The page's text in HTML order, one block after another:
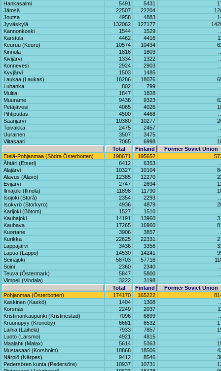
Hankasalmi
5491 5431
Jämsä
22507 22204
Joutsa
4958 4883
Jyväskylä
132062 127177
Kannonkoski
1544 1529
Karstula
4462 4416
Keuruu (Keuru)
10574 10434
Kinnula
1816 1803
Kivijärvi
1334 1322
Konnevesi
2924 2903
Kyyjärvi
1503 1485
Laukaa (Laukas)
18286 18076
Luhanka
802 799
Multia
1847 1828
Muurame
9438 9323
Petäjävesi
4065 4026
Pihtipudas
4500 4468
Saarijärvi
10380 10277
Toivakka
2475 2457
Uurainen
3507 3475
Viitasaari
7065 6998
Total
Finland
Former Soviet Union
Etelä-Pohjanmaa (Södra Österbotten)
198671 195652
Ähtäri (Etseri)
6412 6353
Alajärvi
10327 10104
Alavus (Alavo)
12385 12270
Evijärvi
2747 2694
Ilmajoki (Ilmola)
11898 11790
Isojoki (Storå)
2354 2293
Isokyrö (Storkyro)
4936 4879
Karijoki (Bötom)
1527 1510
Kauhajoki
14191 13960
Kauhava
17265 16960
Kuortane
3906 3857
Kurikka
22625 22331
Lappajärvi
3436 3356
Lapua (Lappo)
14530 14241
Seinäjoki
58703 57716
Soini
2360 2340
Teuva (Östermark)
5847 5800
Vimpeli (Vindala)
3222 3198
Total
Finland
Former Soviet Union
Pohjanmaa (Österbotten)
174170 165222
Kaskinen (Kaskö)
1404 1308
Korsnäs
2249 2037
Kristiinankaupunki (Kristinestad)
7096 6899
Kruunupyy (Kronoby)
6681 6532
Laihia (Laihela)
7933 7857
Luoto (Larsmo)
4921 4815
Maalahti (Malax)
5614 5363
Mustasaari (Korsholm)
18868 18506
Närpiö (Närpes)
9412 8546
Pedersören kunta (Pedersöre)
10937 10731